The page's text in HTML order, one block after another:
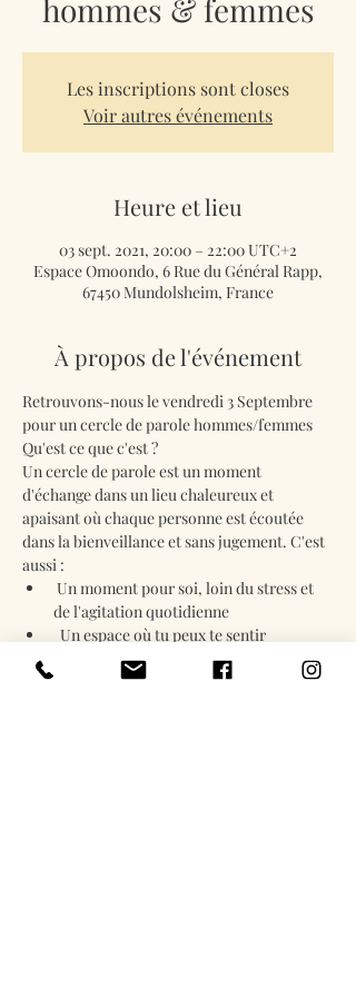
hommes & femmes
Les inscriptions sont closes
Voir autres événements
Heure et lieu
03 sept. 2021, 20:00 – 22:00 UTC+2
Espace Omoondo, 6 Rue du Général Rapp,
67450 Mundolsheim, France
À propos de l'événement
Retrouvons-nous le vendredi 3 Septembre
pour un cercle de parole hommes/femmes
Qu'est ce que c'est ?
Un cercle de parole est un moment
d'échange dans un lieu chaleureux et
apaisant où chaque personne est écoutée
dans la bienveillance et sans jugement. C'est
aussi :
Un moment pour soi, loin du stress et
de l'agitation quotidienne
Un espace où tu peux te sentir
soutenu(e) et entendu(e)
Un espace pour partager ce que tu as